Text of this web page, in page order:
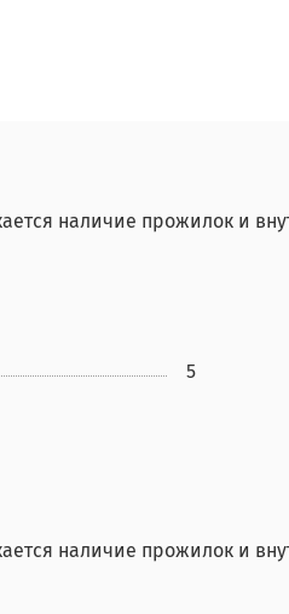
наличие прожилок и
5
наличие прожилок и